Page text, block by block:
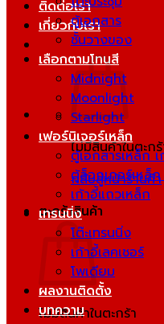
ติดต่อเรา
เกี่ยวกับเรา
ไม่มีสินค้าในตะก
กลับสู่หน้าร้านค้า
ตะกร้าสินค้า
ไม่มีสินค้าในตะกร้า
ตู้เอกสาร
ชั้นวางของ
เลือกตามโทนสี
Midnight
Moonlight
Starlight
เฟอร์นิเจอร์เหล็ก
ตู้เอกสารเหล็ก
ตู้ล็อกเกอร์เหล็
เก้าอี้แถวเหล็ก
เทรนนิ่ง
โต๊ะเทรนนิ่ง
เก้าอี้เลคเชอร์
โพเดียม
ผลงานติดตั้ง
บทความ